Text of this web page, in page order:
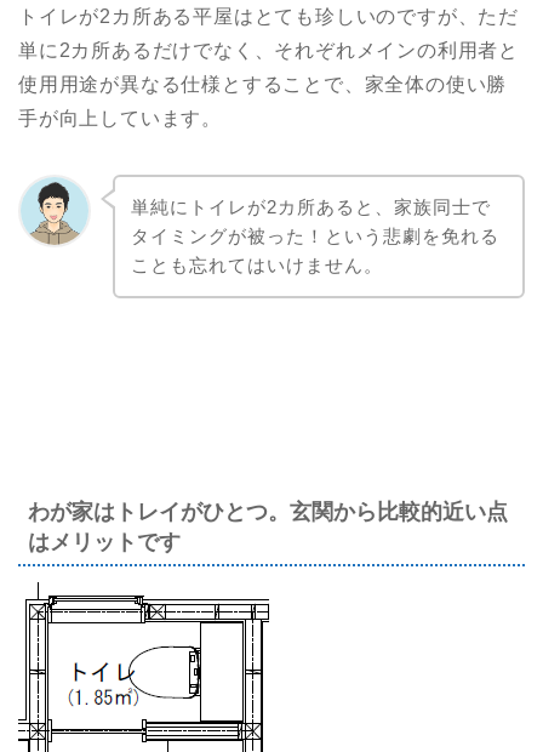
トイレが2カ所ある平屋はとても珍しいのですが、ただ
単に2カ所あるだけでなく、それぞれメインの利用者と
使用用途が異なる仕様とすることで、家全体の使い勝
手が向上しています。
単純にトイレが2カ所あると、家族同士で
タイミングが被った！という悲劇を免れる
ことも忘れてはいけません。
わが家はトレイがひとつ。玄関から比較的近い点
はメリットです